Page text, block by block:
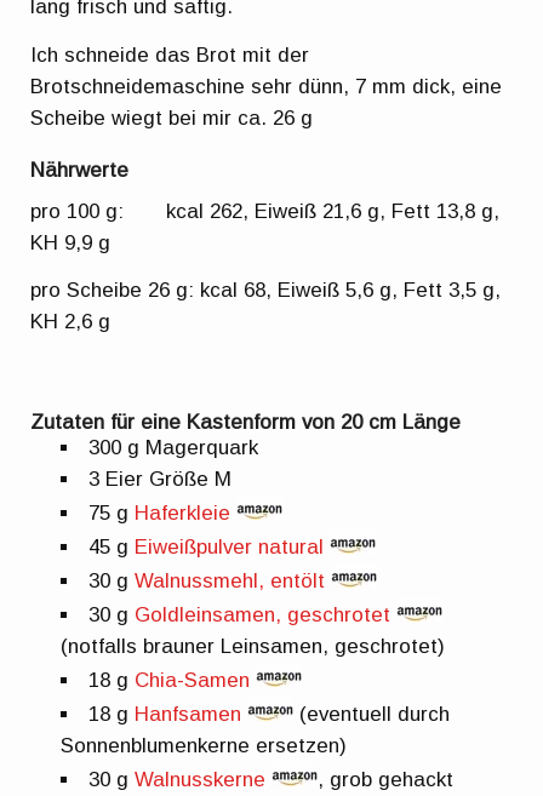
lang frisch und saftig.
Ich schneide das Brot mit der
Brotschneidemaschine sehr dünn, 7 mm dick, eine
Scheibe wiegt bei mir ca. 26 g
Nährwerte
pro 100 g: kcal 262, Eiweiß 21,6 g, Fett 13,8 g,
KH 9,9 g
pro Scheibe 26 g: kcal 68, Eiweiß 5,6 g, Fett 3,5 g,
KH 2,6 g
Zutaten für eine Kastenform von 20 cm Länge
300 g Magerquark
3 Eier Größe M
75 g Haferkleie
45 g Eiweißpulver natural
30 gWalnussmehl, entölt
30 g Goldleinsamen, geschrotet
(notfalls brauner Leinsamen, geschrotet)
18 g Chia-Samen
18 g Hanfsamen
(eventuell durch
Sonnenblumenkerne ersetzen)
30 gWalnusskerne
, grob gehackt